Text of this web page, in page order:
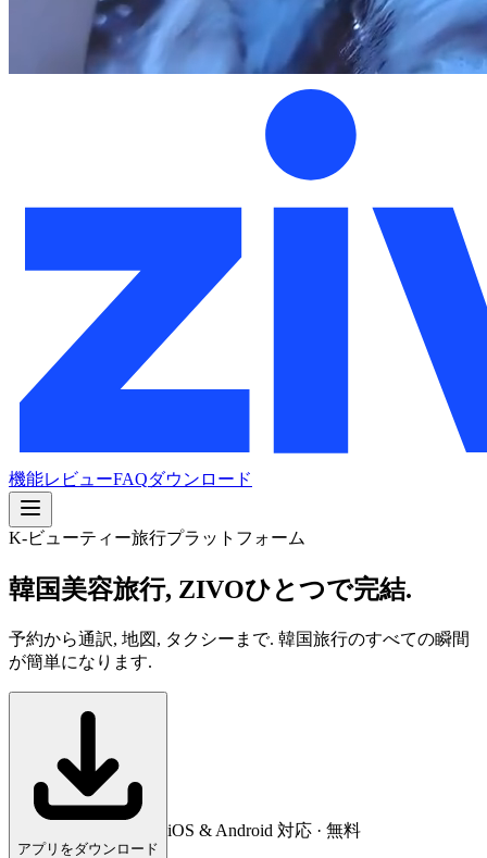
機能レビューFAQダウンロード
K-ビューティー旅行プラットフォーム
韓国美容旅行, ZIVOひとつで完結.
予約から通訳, 地図, タクシーまで. 韓国旅行のすべての瞬間
が簡単になります.
アプリをダウンロード
iOS & Android 対応 · 無料